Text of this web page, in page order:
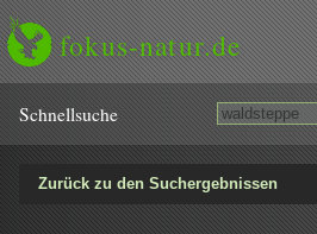
fokus-natur.de
Schnell­suche
Zurück zu den Suchergebnissen